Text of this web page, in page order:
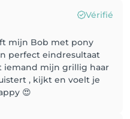
Vérifié
mijn Bob met pony
perfect eindresultaat
iemand mijn grillig haar
, kijkt en voelt je
😍